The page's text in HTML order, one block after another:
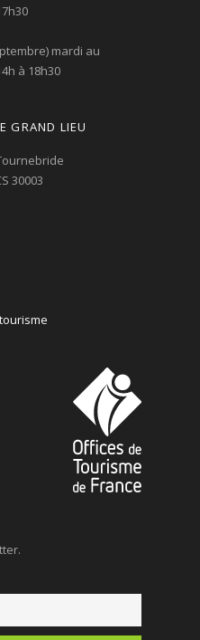
mardi au
à 18h30
GRAND LIEU
30003